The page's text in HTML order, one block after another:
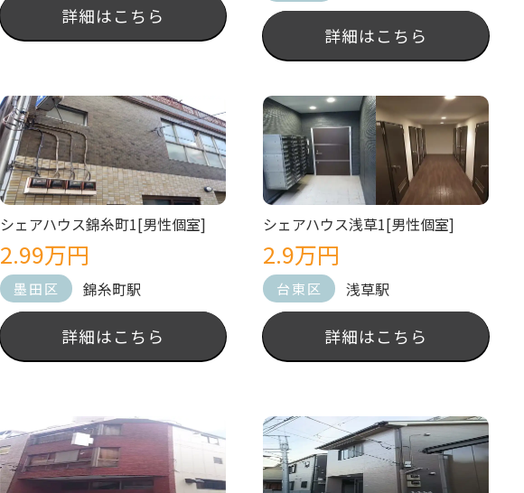
詳細はこちら
詳細はこちら
シェアハウス錦糸町1[男性個室]
2.99万円
墨田区 錦糸町駅
詳細はこちら
シェアハウス浅草1[男性個室]
2.9万円
台東区 浅草駅
詳細はこちら